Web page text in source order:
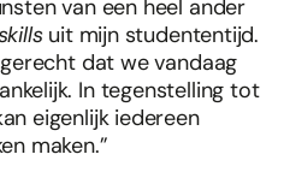
van een heel ander
uit mijn studententijd.
dat we vandaag
In tegenstelling tot
eigenlijk iedereen
maken.”